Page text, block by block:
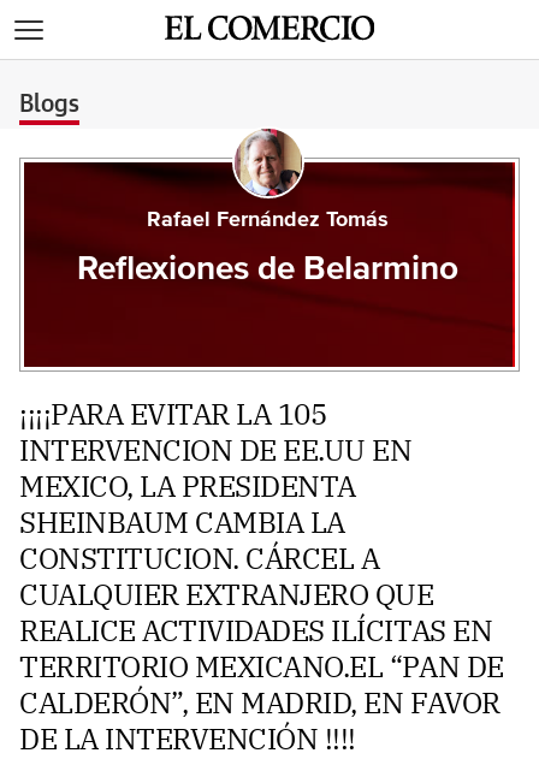
Blogs
Rafael Fernández Tomás
Reflexiones de Belarmino
¡¡¡¡PARA EVITAR LA 105
INTERVENCION DE EE.UU EN
MEXICO, LA PRESIDENTA
SHEINBAUM CAMBIA LA
CONSTITUCION. CÁRCEL A
CUALQUIER EXTRANJERO QUE
REALICE ACTIVIDADES ILÍCITAS EN
TERRITORIO MEXICANO.EL “PAN DE
CALDERÓN”, EN MADRID, EN FAVOR
DE LA INTERVENCIÓN !!!!